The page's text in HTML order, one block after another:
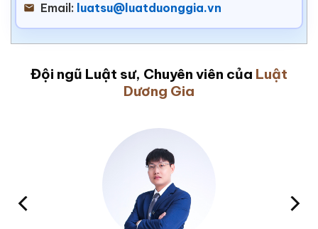
Email: luatsu@luatduonggia.vn
Đội ngũ Luật sư, Chuyên viên của Luật
Dương Gia